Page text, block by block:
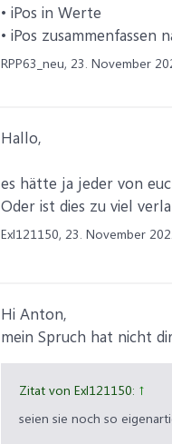
• iPos in Werte
• iPos zusammenfassen
RPP63_neu, 23. November
Hallo,
es hätte ja jeder von
Oder ist dies zu viel
Exl121150, 23. November
Hi Anton,
mein Spruch hat nicht
Zitat von Exl121150: ↑
seien sie noch so